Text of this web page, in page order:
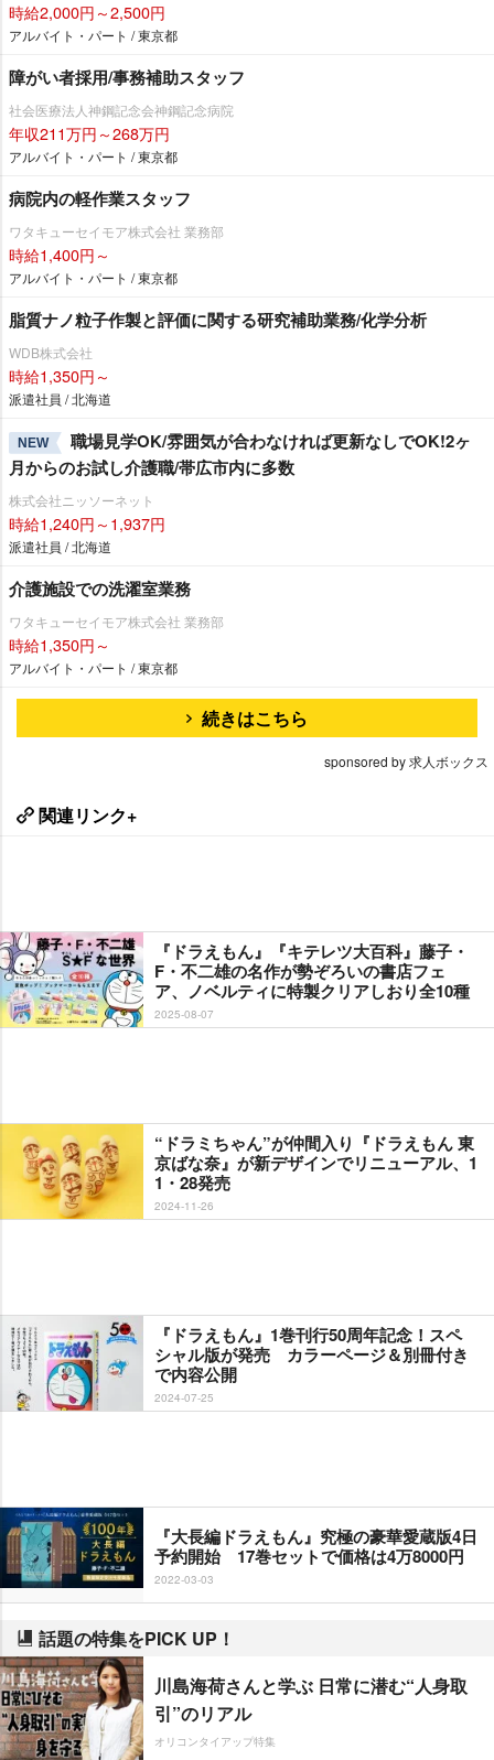
時給2,000円～2,500円
アルバイト・パート / 東京都
障がい者採用/事務補助スタッフ
社会医療法人神鋼記念会神鋼記念病院
年収211万円～268万円
アルバイト・パート / 東京都
病院内の軽作業スタッフ
ワタキューセイモア株式会社 業務部
時給1,400円～
アルバイト・パート / 東京都
脂質ナノ粒子作製と評価に関する研究補助業務/化学分析
WDB株式会社
時給1,350円～
派遣社員 / 北海道
NEW
職場見学OK/雰囲気が合わなければ更新なしでOK!2ヶ
月からのお試し介護職/帯広市内に多数
株式会社ニッソーネット
時給1,240円～1,937円
派遣社員 / 北海道
介護施設での洗濯室業務
ワタキューセイモア株式会社 業務部
時給1,350円～
アルバイト・パート / 東京都
続きはこちら
sponsored by 求人ボックス
関連リンク+
『ドラえもん』『キテレツ大百科』藤子・
F・不二雄の名作が勢ぞろいの書店フェ
ア、ノベルティに特製クリアしおり全10種
2025-08-07
“ドラミちゃん”が仲間入り『ドラえもん 東
京ばな奈』が新デザインでリニューアル、1
1・28発売
2024-11-26
『ドラえもん』1巻刊行50周年記念！スペ
シャル版が発売 カラーページ＆別冊付き
で内容公開
2024-07-25
『大長編ドラえもん』究極の豪華愛蔵版4日
予約開始 17巻セットで価格は4万8000円
2022-03-03
話題の特集をPICK UP！
川島海荷さんと学ぶ 日常に潜む“人身取
引”のリアル
オリコンタイアップ特集